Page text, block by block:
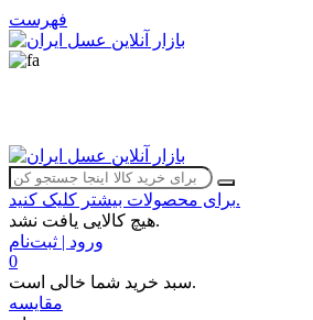
فهرست
برای محصولات بیشتر کلیک کنید.
هیچ کالایی یافت نشد.
ورود | ثبت‌نام
0
سبد خرید شما خالی است.
مقایسه